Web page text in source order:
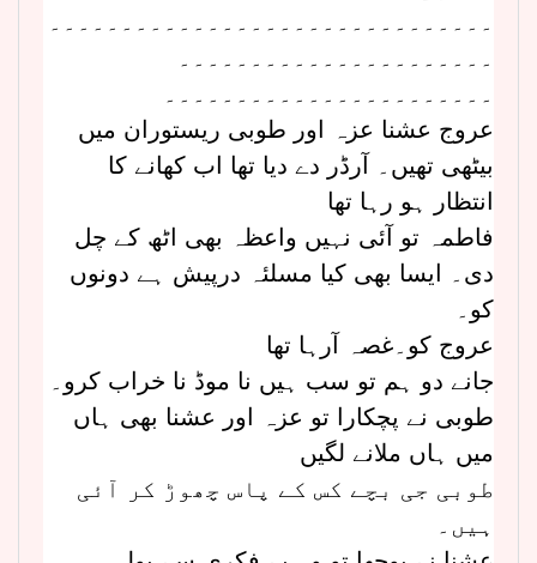
۔۔۔۔۔۔۔۔۔۔۔۔۔۔۔۔۔۔۔۔۔۔۔۔۔۔۔۔۔۔۔
۔۔۔۔۔۔۔۔۔۔۔۔۔۔۔۔۔۔۔۔۔۔
۔۔۔۔۔۔۔۔۔۔۔۔۔۔۔۔۔۔۔۔۔۔۔
عروج عشنا عزہ اور طوبی ریستوران میں
بیٹھی تھیں۔ آرڈر دے دیا تھا اب کھانے کا
انتظار ہو رہا تھا
فاطمہ تو آئی نہیں واعظہ بھی اٹھ کے چل
دی۔ ایسا بھی کیا مسلئہ درپیش ہے دونوں
کو۔
عروج کو۔غصہ آرہا تھا
جانے دو ہم تو سب ہیں نا موڈ نا خراب کرو۔
طوبی نے پچکارا تو عزہ اور عشنا بھی ہاں
میں ہاں ملانے لگیں
طوبی جی بچے کس کے پاس چھوڑ کر آئی
ہیں۔